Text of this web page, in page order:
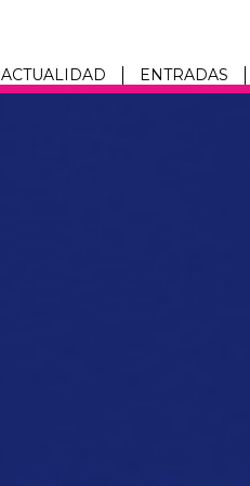
ACTUALIDAD ENTRADAS